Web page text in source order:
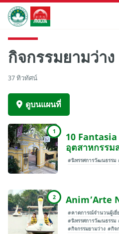
Skip to Main Content
สำนักงานการท่องเที่ยวของรัฐบา
กิจกรรมยามว่าง
37 ทิวทัศน์
ดูบนแผนที่
1
10
อุตสาหกรรม
#นิทรรศการวัฒนธรรม
2 Anim’Arte
#คาดการณ์จำนวนผู้เยี่
#นิทรรศการวัฒนธรรม
#กิจกรรมยามว่าง #กิจ